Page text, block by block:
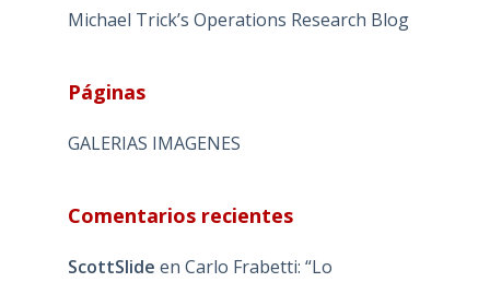
Michael Trick’s Operations Research Blog
Páginas
GALERIAS IMAGENES
Comentarios recientes
ScottSlide en Carlo Frabetti: “Lo